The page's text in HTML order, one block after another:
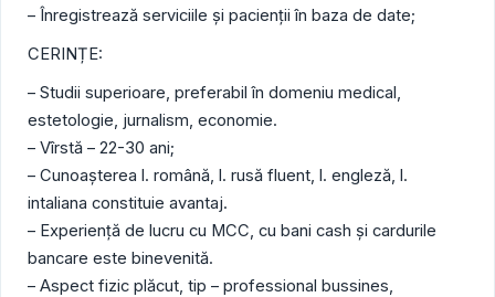
– Înregistrează serviciile şi pacienţii în baza de date;
CERINȚE:
– Studii superioare, preferabil în domeniu medical,
estetologie, jurnalism, economie.
– Vîrstă – 22-30 ani;
– Cunoaşterea l. română, l. rusă fluent, l. engleză, l.
intaliana constituie avantaj.
– Experienţă de lucru cu MCC, cu bani cash şi cardurile
bancare este binevenită.
– Aspect fizic plăcut, tip – professional bussines,